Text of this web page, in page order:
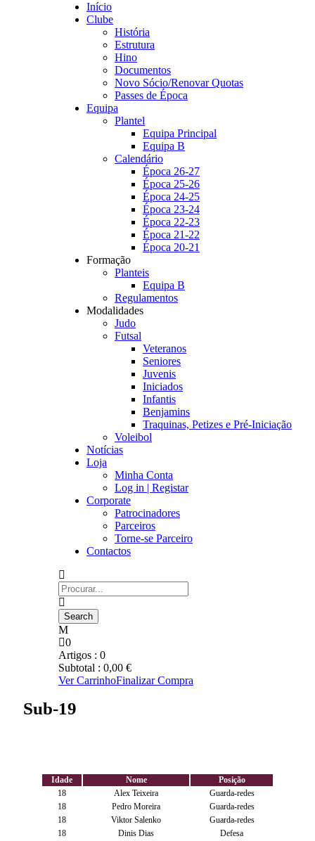
Início
Clube
História
Estrutura
Hino
Documentos
Novo Sócio/Renovar Quotas
Passes de Época
Equipa
Plantel
Equipa Principal
Equipa B
Calendário
Época 26-27
Época 25-26
Época 24-25
Época 23-24
Época 22-23
Época 21-22
Época 20-21
Formação
Planteis
Equipa B
Regulamentos
Modalidades
Judo
Futsal
Veteranos
Seniores
Juvenis
Iniciados
Infantis
Benjamins
Traquinas, Petizes e Pré-Iniciação
Voleibol
Notícias
Loja
Minha Conta
Log in | Registar
Corporate
Patrocinadores
Parceiros
Torne-se Parceiro
Contactos
0
Artigos : 0
Subtotal : 0,00 €
Ver CarrinhoFinalizar Compra
Sub-19
Idade Nome
Posição
18
Alex Teixeira
Guarda-redes
18
Pedro Moreira
Guarda-redes
18
Viktor Salenko
Guarda-redes
18
Dinis Dias Defesa